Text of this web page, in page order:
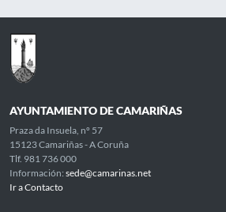
AYUNTAMIENTO DE CAMARIÑAS
Praza da Insuela, nº 57
15123 Camariñas - A Coruña
Tlf. 981 736 000
Información: sede@camarinas.net
Ir a Contacto